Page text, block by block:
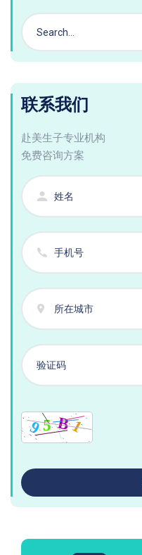
联系我们
赴美生子专业机构
免费咨询方案